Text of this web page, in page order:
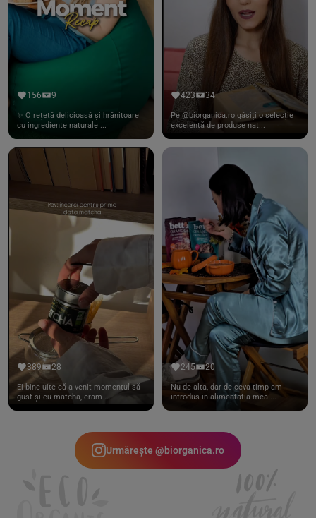
156 9
✨ O rețetă delicioasă și hrănitoare
cu ingrediente naturale ...
423 34
Pe @biorganica.ro găsiți o selecție
excelentă de produse nat...
389 28
Ei bine uite că a venit momentul să
gust și eu matcha, eram ...
245 20
Nu de alta, dar de ceva timp am
introdus in alimentatia mea ...
Urmărește @biorganica.ro